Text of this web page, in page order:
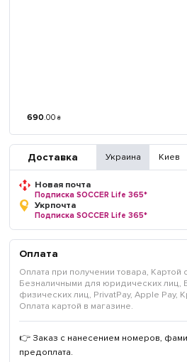
690. 00 ₴
Доставка Украина Киев
Новая почта
Подписка SOCCER Life 365*
Укрпочта
Подписка SOCCER Life 365*
Оплата
Оплата при получении товара, Картой
Безналичными для юридических лиц,
физических лиц, PrivatPay, Apple Pay,
Оплата картой в магазине.
👉 Заказ с нанесением номеров,
предоплата.